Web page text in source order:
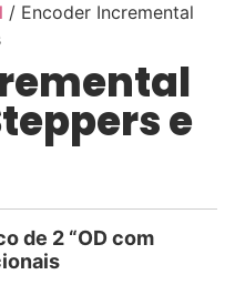
/ Encoder Incremental
e
de 2 “OD com